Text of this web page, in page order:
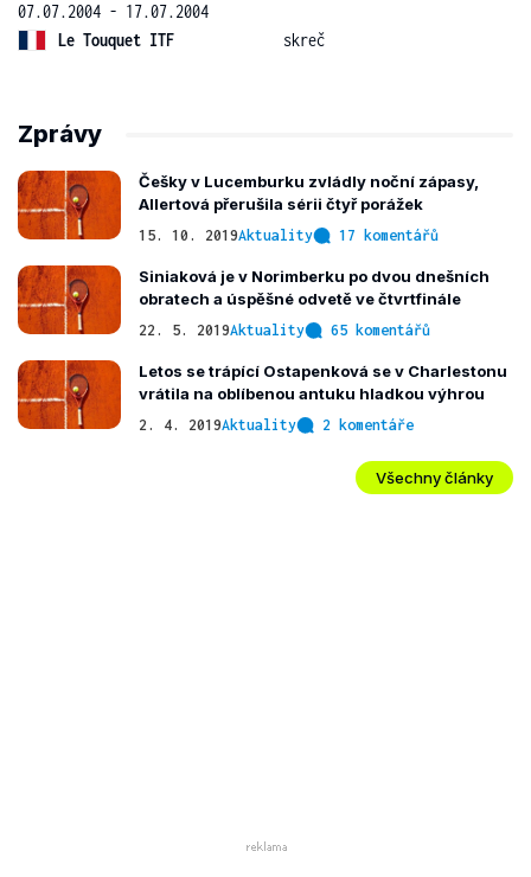
07.07.2004 - 17.07.2004
Le Touquet ITF
skreč
Zprávy
Češky v Lucemburku zvládly noční zápasy,
Allertová přerušila sérii čtyř porážek
15. 10. 2019Aktuality 17 komentářů
Siniaková je v Norimberku po dvou dnešních
obratech a úspěšné odvetě ve čtvrtfinále
22. 5. 2019Aktuality 65 komentářů
Letos se trápící Ostapenková se v Charlestonu
vrátila na oblíbenou antuku hladkou výhrou
2. 4. 2019Aktuality 2 komentáře
Všechny články